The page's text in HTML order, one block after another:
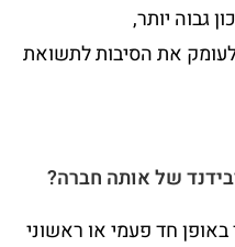
גבוה יותר,
את הסיבות לתשואת
חד פעמי או ראשוני